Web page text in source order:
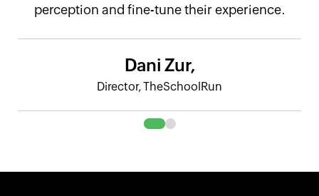
perception and fine-tune their experience.
Dani Zur,
Director, TheSchoolRun